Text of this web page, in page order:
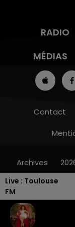
Live : Toulouse
FM
RADIO
MÉDIAS
Contact
Archives